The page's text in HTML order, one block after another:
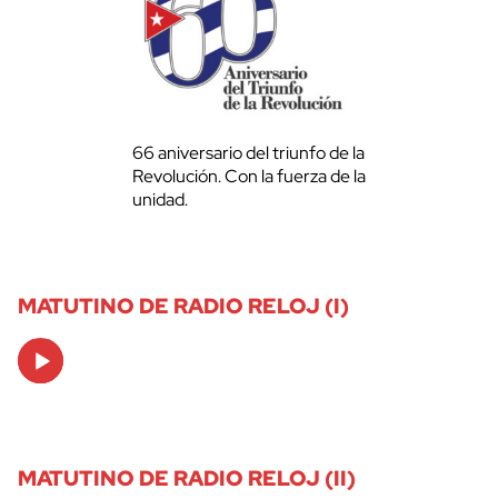
66 aniversario del triunfo de la
Revolución. Con la fuerza de la
unidad.
MATUTINO DE RADIO RELOJ (I)
Audio
Player
MATUTINO DE RADIO RELOJ (II)